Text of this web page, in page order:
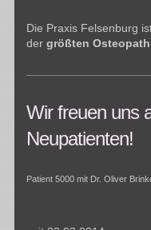
Die Praxis Felsenburg
der größten
Wir freuen uns
Neupatienten!
Patient 5000 mit Dr. Oliver